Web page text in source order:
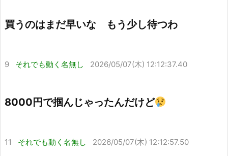
買うのはまだ早いな もう少し待つわ
9 それでも動く名無し 2026/05/07(木) 12:12:37.40
8000円で掴んじゃったんだけど
11 それでも動く名無し 2026/05/07(木) 12:12:57.50